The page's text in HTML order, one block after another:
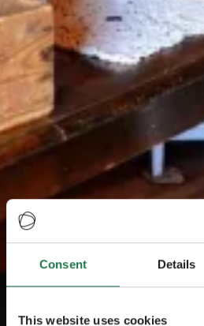
Consent Details
This website uses cookies